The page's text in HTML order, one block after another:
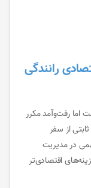
رانندگی
اما رفت‌وآمد مکرر
از سفر
در مدیریت
اقتصادی‌تر